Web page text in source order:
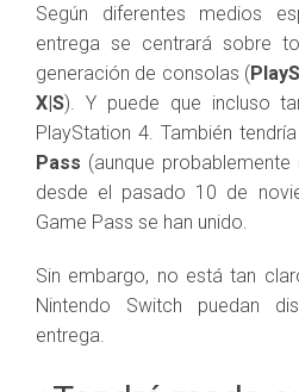
Según diferentes medios
entrega se centrará sobre
generación de consolas (
X|S). Y puede que incluso
PlayStation 4. También
Pass (aunque
desde el pasado 10 de
Game Pass se han unido.
Sin embargo, no está tan
Nintendo Switch puedan
entrega.